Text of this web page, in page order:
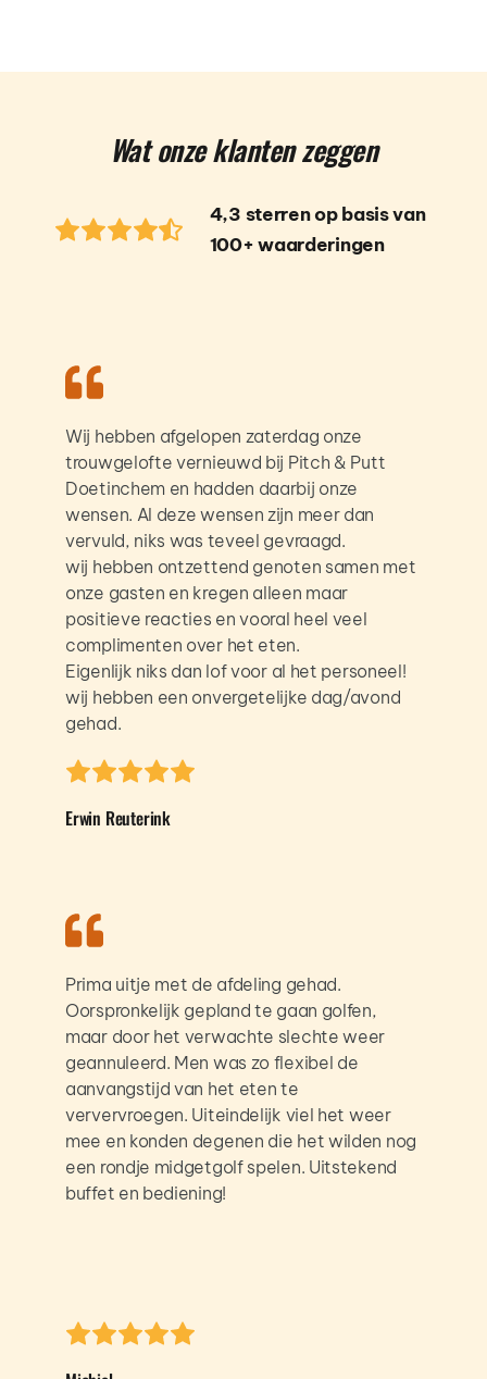
Wat onze klanten zeggen
4,3 sterren op basis van
100+ waarderingen
Wij hebben afgelopen zaterdag onze
trouwgelofte vernieuwd bij Pitch & Putt
Doetinchem en hadden daarbij onze
wensen. Al deze wensen zijn meer dan
vervuld, niks was teveel gevraagd.
wij hebben ontzettend genoten samen met
onze gasten en kregen alleen maar
positieve reacties en vooral heel veel
complimenten over het eten.
Eigenlijk niks dan lof voor al het personeel!
wij hebben een onvergetelijke dag/avond
gehad.
Erwin Reuterink
Prima uitje met de afdeling gehad.
Oorspronkelijk gepland te gaan golfen,
maar door het verwachte slechte weer
geannuleerd. Men was zo flexibel de
aanvangstijd van het eten te
ververvroegen. Uiteindelijk viel het weer
mee en konden degenen die het wilden nog
een rondje midgetgolf spelen. Uitstekend
buffet en bediening!